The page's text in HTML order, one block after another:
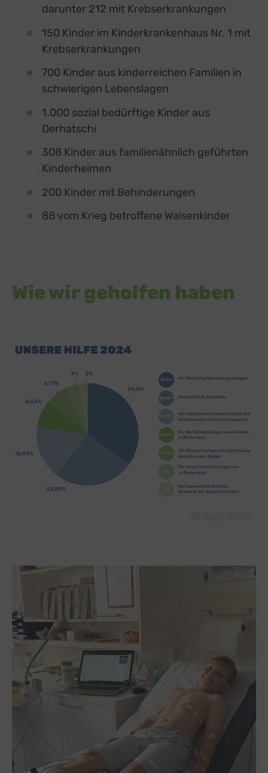
darunter 212 mit Krebserkrankungen
150 Kinder im Kinderkrankenhaus Nr. 1 mit
Krebserkrankungen
700 Kinder aus kinderreichen Familien in
schwierigen Lebenslagen
1.000 sozial bedürftige Kinder aus
Derhatschi
308 Kinder aus familienähnlich geführten
Kinderheimen
200 Kinder mit Behinderungen
88 vom Krieg betroffene Waisenkinder
Wie wir geholfen haben